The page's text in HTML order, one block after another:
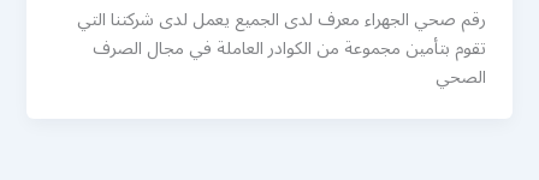
رقم صحي الجهراء معرف لدى الجميع يعمل لدى شركتنا التي
تقوم بتأمين مجموعة من الكوادر العاملة في مجال الصرف
الصحي